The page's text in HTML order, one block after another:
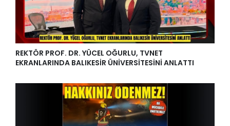
REKTÖR PROF. DR. YÜCEL OĞURLU, TVNET
EKRANLARINDA BALIKESİR ÜNİVERSİTESİNİ ANLATTI